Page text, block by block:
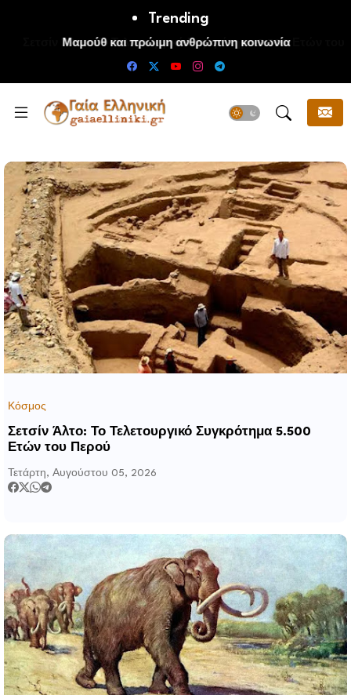
Trending
Μαμούθ και πρώιμη ανθρώπινη κοινωνία
Κόσμος
Σετσίν Άλτο: Το Τελετουργικό Συγκρότημα 5.500
Ετών του Περού
Τετάρτη, Αυγούστου 05, 2026